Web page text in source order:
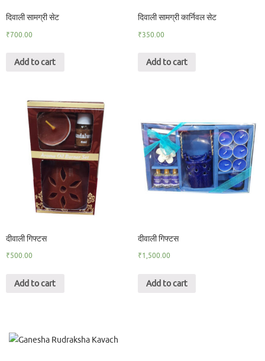
दिवाली सामग्री सेट
₹700.00
Add to cart
दिवाली सामग्री कार्निवल सेट
₹350.00
Add to cart
दीवाली गिफ्टस
₹500.00
Add to cart
दीवाली गिफ्टस
₹1,500.00
Add to cart